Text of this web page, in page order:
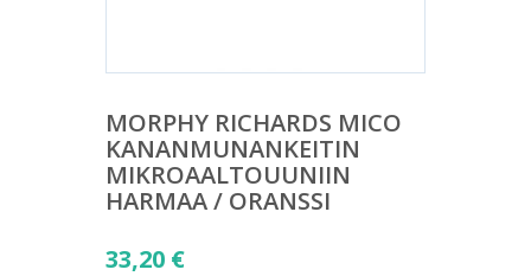
MORPHY RICHARDS MICO
KANANMUNANKEITIN
MIKROAALTOUUNIIN
HARMAA / ORANSSI
33,20 €